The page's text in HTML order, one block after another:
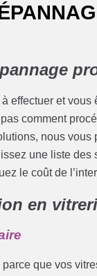
à effectuer et vous
comment
nous
une liste
le coût de
en
que vos